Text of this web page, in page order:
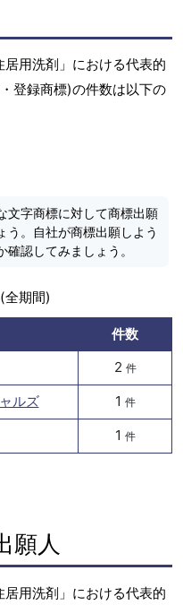
用洗剤」における代表的
登録商標)の件数は以下の
文字商標に対して商標出願
う。自社が商標出願しよう
認してみましょう。
全期間)
件数
2 件
ルズ 1 件
1 件
願人
用洗剤」における代表的